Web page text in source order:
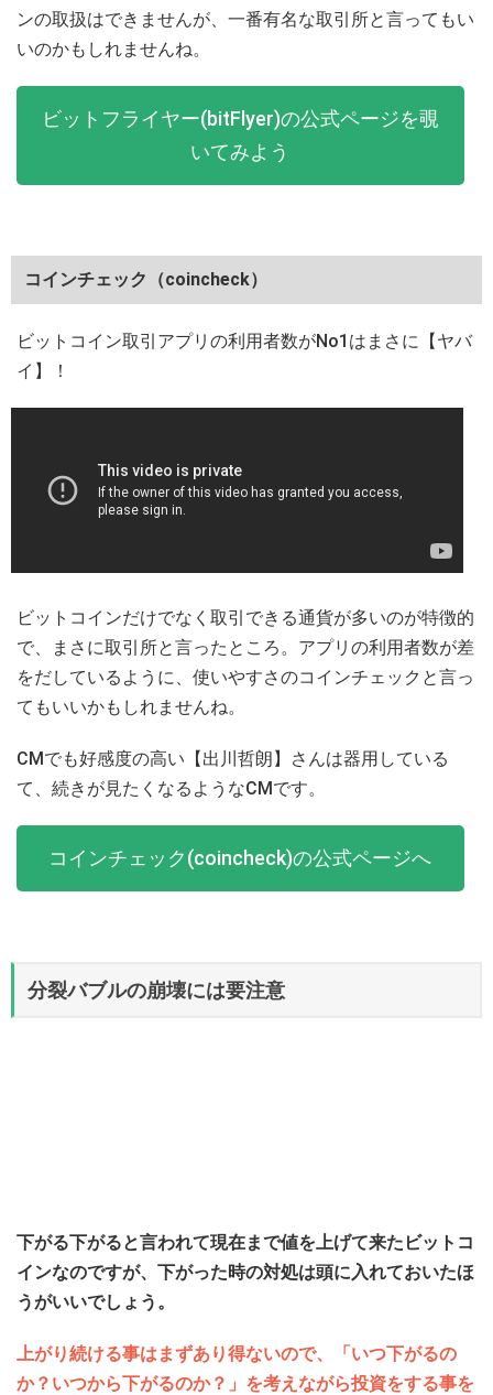
ンの取扱はできませんが、一番有名な取引所と言ってもい
いのかもしれませんね。
ビットフライヤー(bitFlyer)の公式ページを覗
いてみよう
コインチェック（coincheck）
ビットコイン取引アプリの利用者数がNo1はまさに【ヤバ
イ】！
ビットコインだけでなく取引できる通貨が多いのが特徴的
で、まさに取引所と言ったところ。アプリの利用者数が差
をだしているように、使いやすさのコインチェックと言っ
てもいいかもしれませんね。
CMでも好感度の高い【出川哲朗】さんは器用している
て、続きが見たくなるようなCMです。
コインチェック(coincheck)の公式ページへ
分裂バブルの崩壊には要注意
下がる下がると言われて現在まで値を上げて来たビットコ
インなのですが、下がった時の対処は頭に入れておいたほ
うがいいでしょう。
上がり続ける事はまずあり得ないので、「いつ下がるの
か？いつから下がるのか？」を考えながら投資をする事を